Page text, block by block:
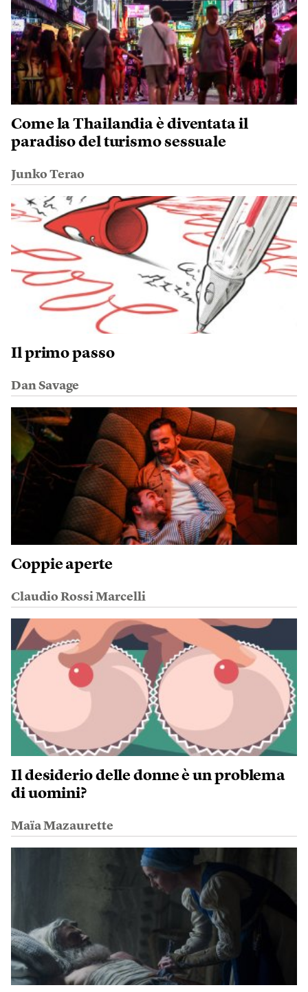
Come la Thailandia è diventata il
paradiso del turismo sessuale
Junko Terao
Il primo passo
Dan Savage
Coppie aperte
Claudio Rossi Marcelli
Il desiderio delle donne è un problema
di uomini?
Maïa Mazaurette